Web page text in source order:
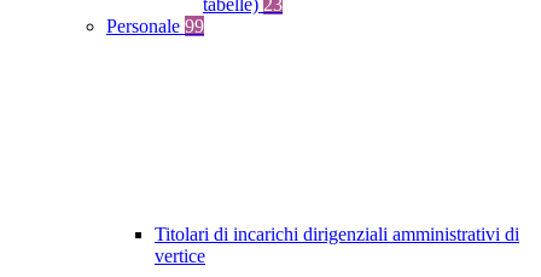
tabelle) 23
Personale 99
Titolari di incarichi dirigenziali amministrativi di
vertice